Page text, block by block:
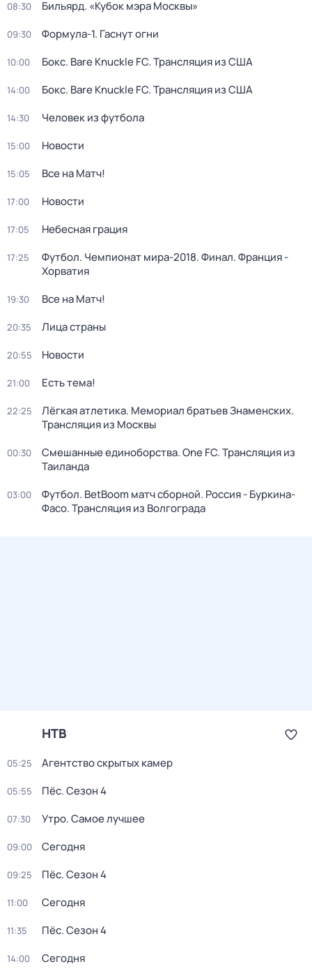
08:30 Бильярд. «Кубок мэра Москвы»
09:30 Формула-1. Гаснут огни
10:00 Бокс. Bare Knuckle FC. Трансляция из США
14:00 Бокс. Bare Knuckle FC. Трансляция из США
14:30 Человек из футбола
15:00 Новости
15:05 Все на Матч!
17:00 Новости
17:05 Небесная грация
17:25
Футбол. Чемпионат мира-2018. Финал. Франция -
Хорватия
19:30 Все на Матч!
20:35 Лица страны
20:55 Новости
21:00 Есть тема!
22:25
Лёгкая атлетика. Мемориал братьев Знаменских.
Трансляция из Москвы
00:30
Смешанные единоборства. One FC. Трансляция из
Таиланда
03:00
Футбол. BetBoom матч сборной. Россия - Буркина-
Фасо. Трансляция из Волгограда
НТВ
05:25 Агентство скрытых камер
05:55 Пёс. Сезон 4
07:30 Утро. Самое лучшее
09:00 Сегодня
09:25 Пёс. Сезон 4
11:00 Сегодня
11:35 Пёс. Сезон 4
14:00 Сегодня